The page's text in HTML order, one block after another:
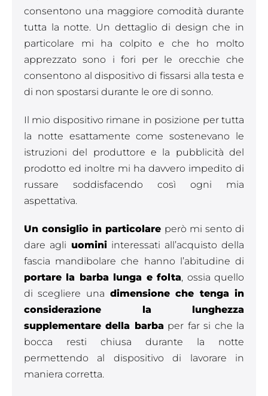
consentono una maggiore comodità durante
tutta la notte. Un dettaglio di design che in
particolare mi ha colpito e che ho molto
apprezzato sono i fori per le orecchie che
consentono al dispositivo di fissarsi alla testa e
di non spostarsi durante le ore di sonno.
Il mio dispositivo rimane in posizione per tutta
la notte esattamente come sostenevano le
istruzioni del produttore e la pubblicità del
prodotto ed inoltre mi ha davvero impedito di
russare soddisfacendo così ogni mia
aspettativa.
Un consiglio in particolare però mi sento di
dare agli uomini interessati all’acquisto della
fascia mandibolare che hanno l’abitudine di
portare la barba lunga e folta, ossia quello
di scegliere una dimensione che tenga in
considerazione la lunghezza
supplementare della barbaper far si che la
bocca resti chiusa durante la notte
permettendo al dispositivo di lavorare in
maniera corretta.